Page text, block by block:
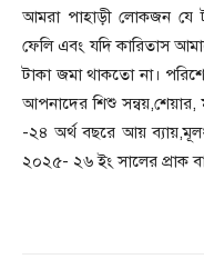
আমরা পাহাড়ী লোকজন যে
ফেলি এবং যদি কারিতাস
টাকা জমা থাকতো না।
আপনাদের শিশু
-২৪ অর্থ বছরে আয়
২০২৫- ২৬ ইং সালের প্রাক